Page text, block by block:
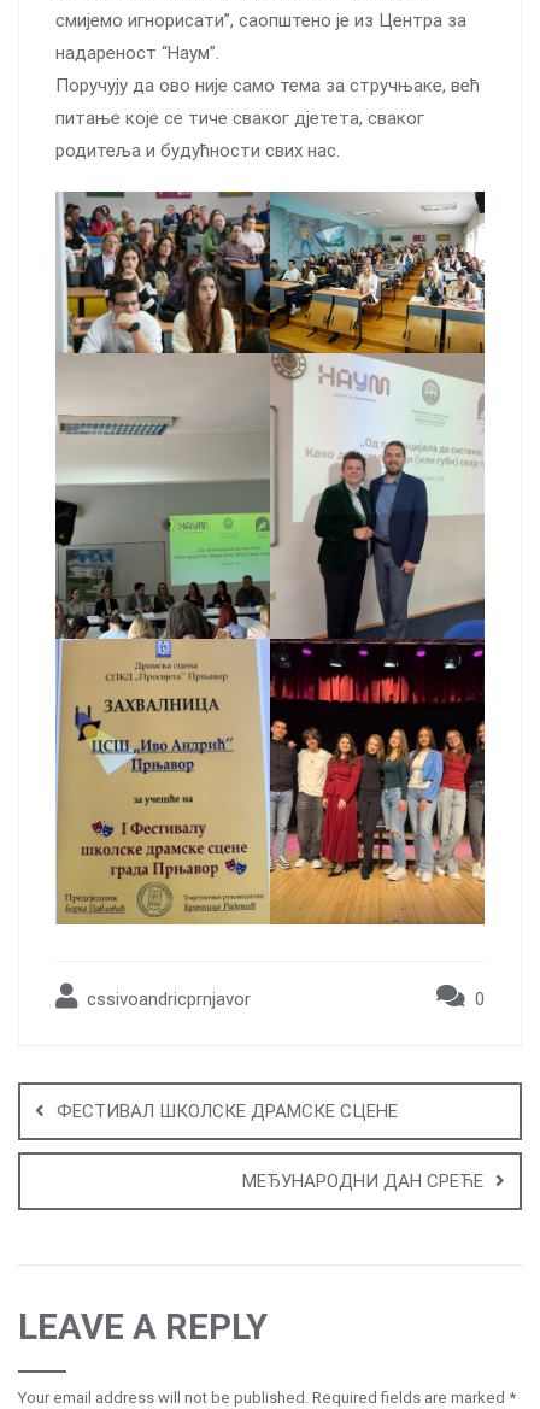
смијемо игнорисати”, саопштено је из Центра за
надареност “Наум”.
Поручују да ово није само тема за стручњаке, већ
питање које се тиче сваког д‌јетета, сваког
родитеља и будућности свих нас.
cssivoandricprnjavor 0
navigation
ФЕСТИВАЛ ШКОЛСКЕ ДРАМСКЕ СЦЕНЕ
МЕЂУНАРОДНИ ДАН СРЕЋЕ
LEAVE A REPLY
Your email address will not be published. Required fields are marked *